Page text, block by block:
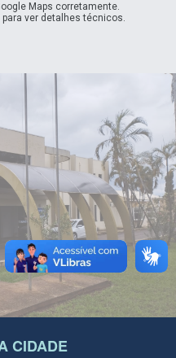
Maps corretamente.
ver detalhes técnicos.
CIDADE